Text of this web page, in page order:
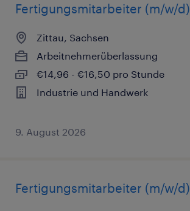
Fertigungsmitarbeiter (m/w/d)
Zittau, Sachsen
Arbeitnehmerüberlassung
€14,96 - €16,50 pro Stunde
Industrie und Handwerk
9. August 2026
Fertigungsmitarbeiter (m/w/d)